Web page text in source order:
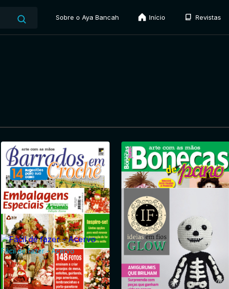
Sobre o Aya Bancah Início Revistas
Fácil de fazer - Acervo